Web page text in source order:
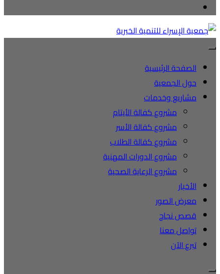
الصفحة الرئيسية
حول الجمعية
مشاريع وخدمات
مشروع كفالة الأيتام
مشروع كفالة الأسر
مشروع كفالة الطلاب
مشروع الدورات المهنية
مشروع الرعاية الصحية
الأخبار
معرض الصور
قصص نجاح
تواصل معنا
تبرع الآن